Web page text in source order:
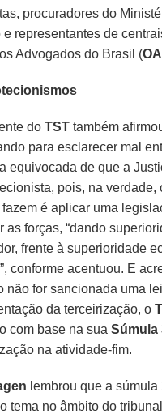
procuradores do
e representantes de
Advogados do Brasil (
doTST também
para esclarecer mal
equivocada de que a
pois, na verdade,
é aplicar uma
as forças, “dando
frente à superioridade
conforme acentuou. E
não for sancionada uma
da terceirização, o
com base na suaSúmula
na atividade-fim.
lembrou que a
tema no âmbito do